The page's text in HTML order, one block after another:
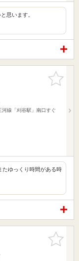
思います。
お気に入
りに追加
河線「刈谷駅」南口すぐ
たゆっくり時間がある時
お気に入
りに追加